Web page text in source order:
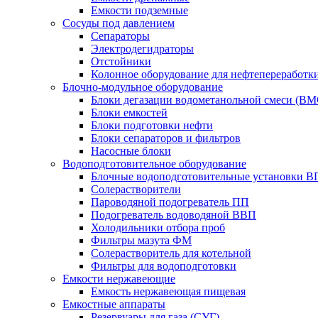
Емкости подземные
Сосуды под давлением
Сепараторы
Электродегидраторы
Отстойники
Колонное оборудование для
Блочно-модульное оборудование
Блоки дегазации водометанольной смеси
Блоки емкостей
Блоки подготовки нефти
Блоки сепараторов и фильтров
Насосные блоки
Водоподготовительное оборудование
Блочные водоподготовительные установки
Солерастворители
Пароводяной подогреватель ПП
Подогреватель водоводяной ВВП
Холодильники отбора проб
Фильтры мазута ФМ
Солерастворитель для котельной
Фильтры для водоподготовки
Емкости нержавеющие
Емкость нержавеющая пищевая
Емкостные аппараты